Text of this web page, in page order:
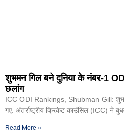
शुभमन गिल बने दुनिया के नंबर-1
छलांग
ICC ODI Rankings, Shubman Gill:
गए. अंतर्राष्ट्रीय क्रिकेट काउंसिल (ICC) ने
Read More »